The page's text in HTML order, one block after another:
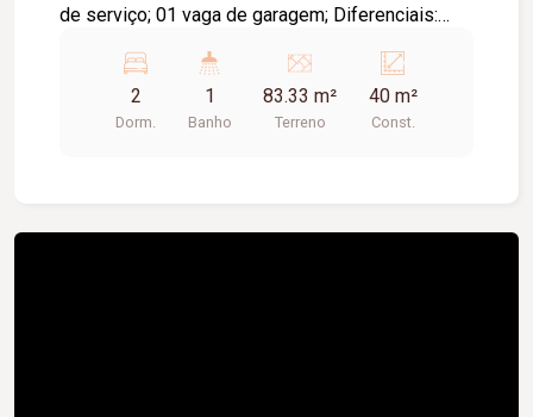
de serviço; 01 vaga de garagem; Diferenciais:
proporcionando conforto e praticidade; Excelente
opção para quem busca um imóvel com ótimo
custo-benefício.
2
Dorm.
1
Banho
83.33 m²
Terreno
40 m²
Const.